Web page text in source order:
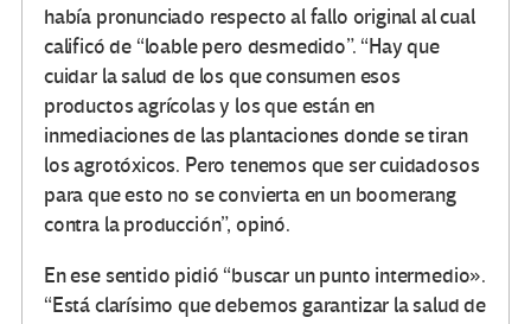
había pronunciado respecto al fallo original al cual
calificó de “loable pero desmedido”. “Hay que
cuidar la salud de los que consumen esos
productos agrícolas y los que están en
inmediaciones de las plantaciones donde se tiran
los agrotóxicos. Pero tenemos que ser cuidadosos
para que esto no se convierta en un boomerang
contra la producción”, opinó.
En ese sentido pidió “buscar un punto intermedio».
“Está clarísimo que debemos garantizar la salud de